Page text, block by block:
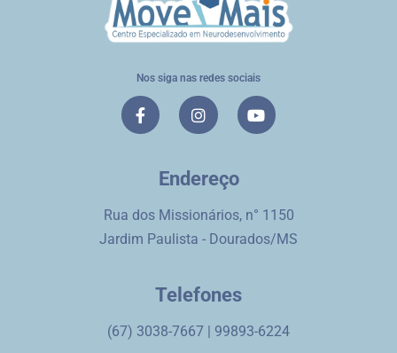
Nos siga nas redes sociais
Endereço
Rua dos Missionários, n° 1150
Jardim Paulista - Dourados/MS
Telefones
(67) 3038-7667 | 99893-6224